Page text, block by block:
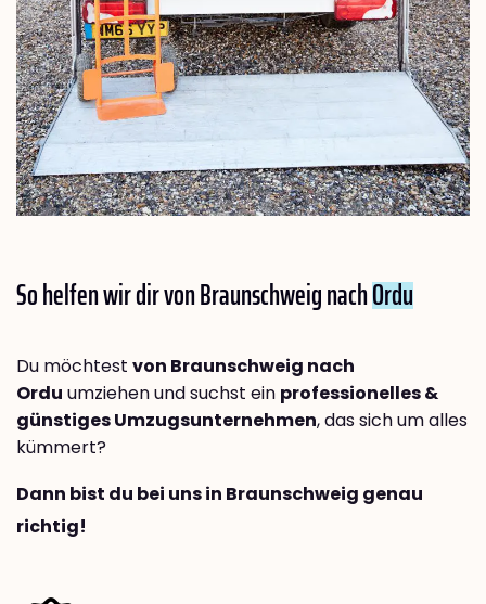
So helfen wir dir von Braunschweig nachOrdu
Du möchtest von Braunschweig nach
Ordu umziehen und suchst ein professionelles &
günstiges Umzugsunternehmen, das sich um alles
kümmert?
Dann bist du bei uns in Braunschweig genau
richtig!